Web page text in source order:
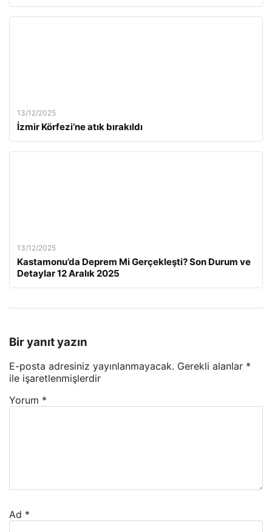
13/12/2025
İzmir Körfezi’ne atık bırakıldı
13/12/2025
Kastamonu’da Deprem Mi Gerçekleşti? Son Durum ve
Detaylar 12 Aralık 2025
Bir yanıt yazın
E-posta adresiniz yayınlanmayacak. Gerekli alanlar *
ile işaretlenmişlerdir
Yorum *
Ad *